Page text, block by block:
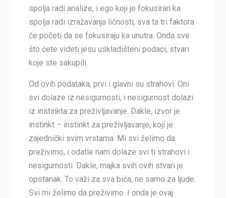
spolja radi analize, i ego koji je fokusiran ka
spolja radi izražavanja ličnosti, sva ta tri faktora
će početi da se fokusiraju ka unutra. Onda sve
što ćete videti jesu uskladišteni podaci, stvari
koje ste sakupili.
Od ovih podataka, prvi i glavni su strahovi. Oni
svi dolaze iz nesigurnosti, i nesigurnost dolazi
iz instinkta za preživljavanje. Dakle, izvor je
instinkt – instinkt za preživljavanje, koji je
zajednički svim vrstama. Mi svi želimo da
preživimo, i odatle nam dolaze svi ti strahovi i
nesigurnosti. Dakle, majka svih ovih stvari je
opstanak. To važi za sva bića, ne samo za ljude.
Svi mi želimo da preživimo. I onda je ovaj